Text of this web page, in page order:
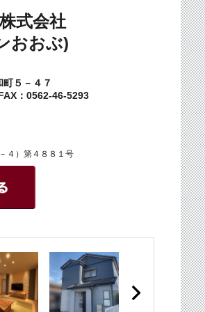
式会社
おおぶ)
５－４７
：0562-46-5293
４）第４８８１号